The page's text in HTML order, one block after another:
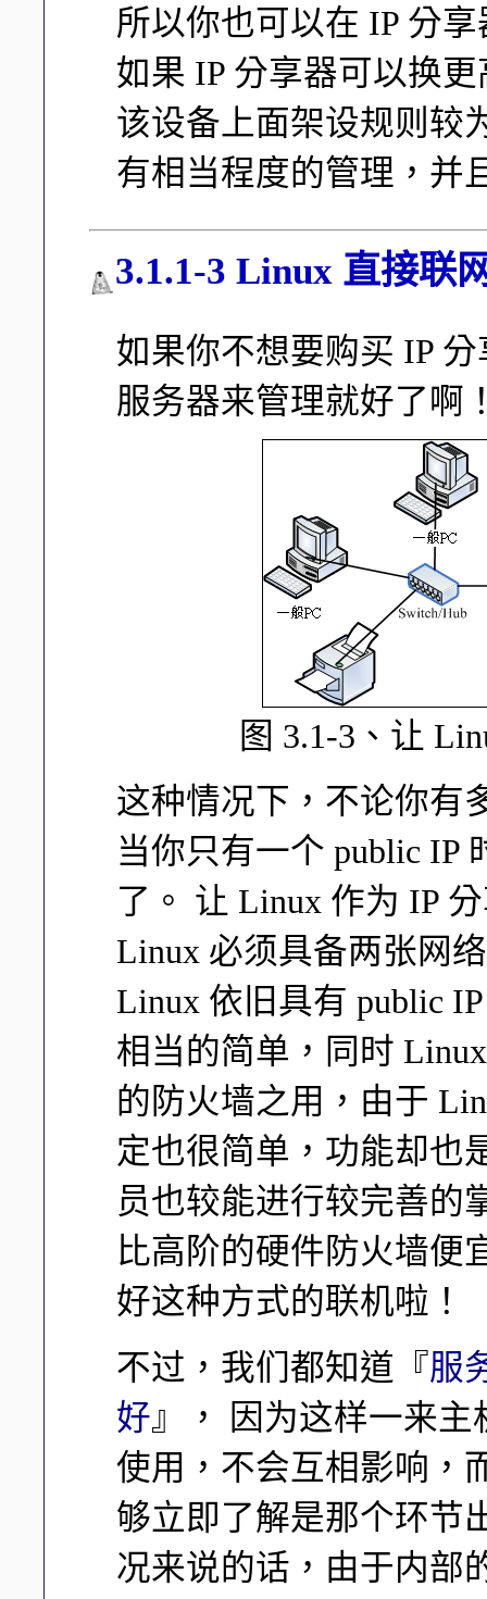
所以你也可以在 IP 分
如果 IP 分享器可以换
该设备上面架设规则较
有相当程度的管理，并
3.1.1-3 Linux 直接联
如果你不想要购买 IP
服务器来管理就好了啊
图 3.1-3、让
这种情况下，不论你有
当你只有一个 public IP
了。 让 Linux 作为 IP
Linux 必须具备两张网
Linux 依旧具有 public
相当的简单，同时
的防火墙之用，由于
定也很简单，功能却也
员也较能进行较完善的
比高阶的硬件防火墙便
好这种方式的联机啦！
不过，我们都知道『服
好』， 因为这样一来
使用，不会互相影响，
够立即了解是那个环节
况来说的话，由于内部